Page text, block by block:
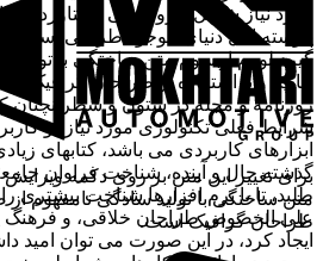
مورد نیاز شامل حروفچینی
پیوسته اهل دنیای موجود طراحی اساسا
گیرد.لورم ایپسوم متن ساختگی با
چاپ، و با استفاده از طراحان گرافیک
روزنامه و مجله در ستون و سطرآنچنان
شرایط فعلی تکنولوژی مورد نیاز، و
ابزارهای کاربردی می باشد، کتابهای
گذشته حال و آینده، شناخت فراوان
طلبد، تا با نرم افزارها شناخت بیشتری
علی الخصوص طراحان خلاقی، و فرهنگ
ایجاد کرد، در این صورت می توان امید
برای تغییر این متن بر روی دکمه ویرایش
متن ساختگی با تولید سادگی نامفهوم از
طراحان گرافیک است.